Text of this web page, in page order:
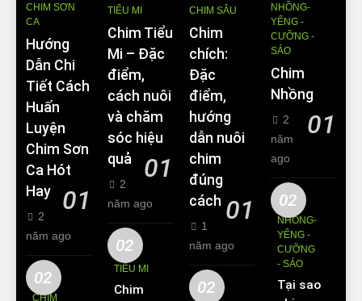
CHIM SƠN
CA
Hướng
Dẫn Chi
Tiết Cách
Huấn
Luyện
Chim Sơn
Ca Hót
Hay
01
2
năm ago
02
CHIM
TIỂU MI
Chim Tiểu
Mi – Đặc
điểm,
cách nuôi
và chăm
sóc hiệu
quả
01
2
năm ago
02
TIỂU MI
Chim
CHIM SÂU
Chim
chích:
Đặc
điểm,
hướng
dẫn nuôi
chim
đúng
cách 01
1
năm ago
02
NHỒNG-
YỂNG -
CƯỠNG -
SÁO
Chim
Nhồng
01
2
năm
ago
02
NHỒNG-
YỂNG -
CƯỠNG
- SÁO
Tại sao